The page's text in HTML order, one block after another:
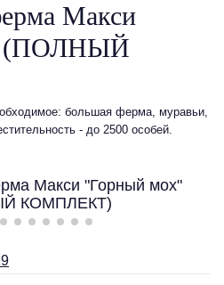
Макси
(ПОЛНЫЙ
большая ферма, муравьи,
- до 2500 особей.